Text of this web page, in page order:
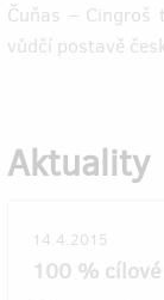
Čuňas –
vůdčí postavě
Aktuality
14.4.2015
100 %